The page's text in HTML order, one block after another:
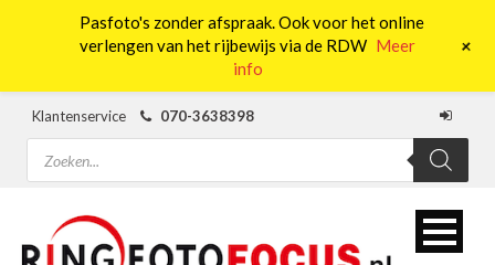
Klantenservice
070-3638398
Producten
zoeken
Pasfoto's zonder afspraak. Ook voor het online
verlengen van het rijbewijs via de RDW Meer
info
+